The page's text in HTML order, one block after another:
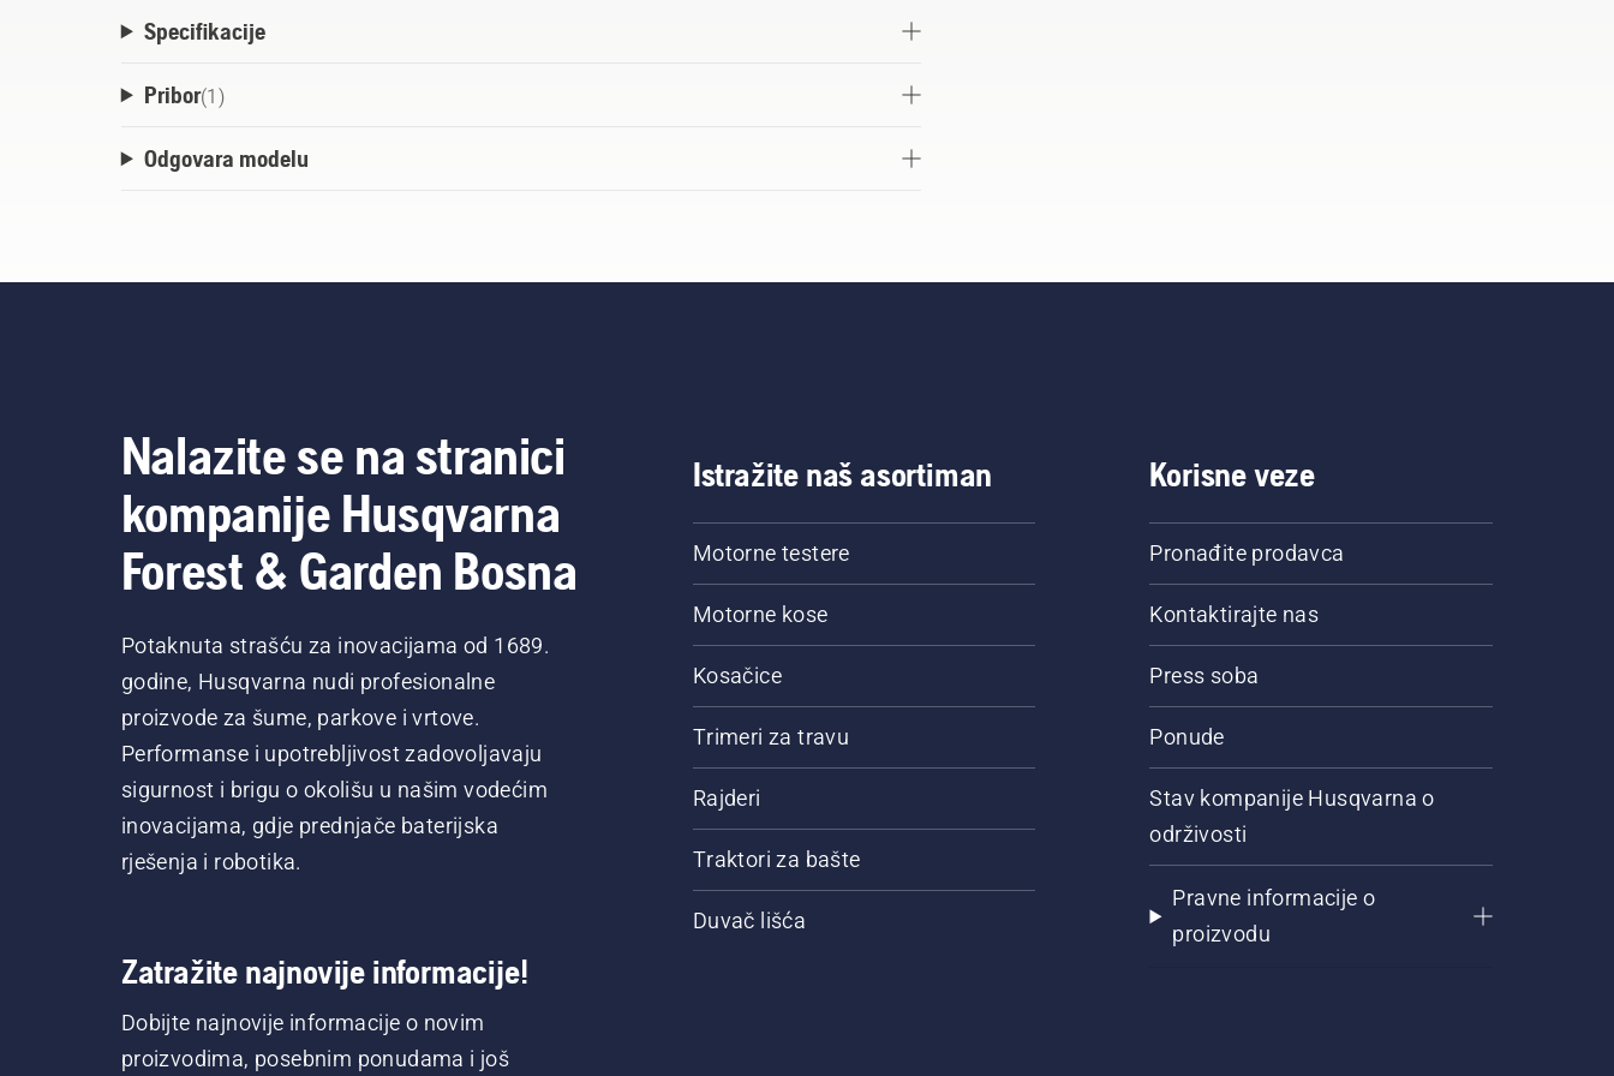
Specifikacije
Pribor(1 )
Odgovara modelu
Nalazite se na stranici
kompanije Husqvarna
Forest & Garden Bosna
Potaknuta strašću za inovacijama od 1689.
godine, Husqvarna nudi profesionalne
proizvode za šume, parkove i vrtove.
Performanse i upotrebljivost zadovoljavaju
sigurnost i brigu o okolišu u našim vodećim
inovacijama, gdje prednjače baterijska
rješenja i robotika.
Zatražite najnovije informacije!
Dobijte najnovije informacije o novim
proizvodima, posebnim ponudama i još
Istražite naš asortiman
Motorne testere
Motorne kose
Kosačice
Trimeri za travu
Rajderi
Traktori za bašte
Duvač lišća
Korisne veze
Pronađite prodavca
Kontaktirajte nas
Press soba
Ponude
Stav kompanije Husqvarna o
održivosti
Pravne informacije o
proizvodu